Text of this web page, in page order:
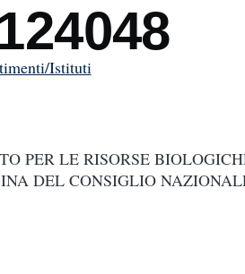
Istituti
PER LE RISORSE
DEL CONSIGLIO